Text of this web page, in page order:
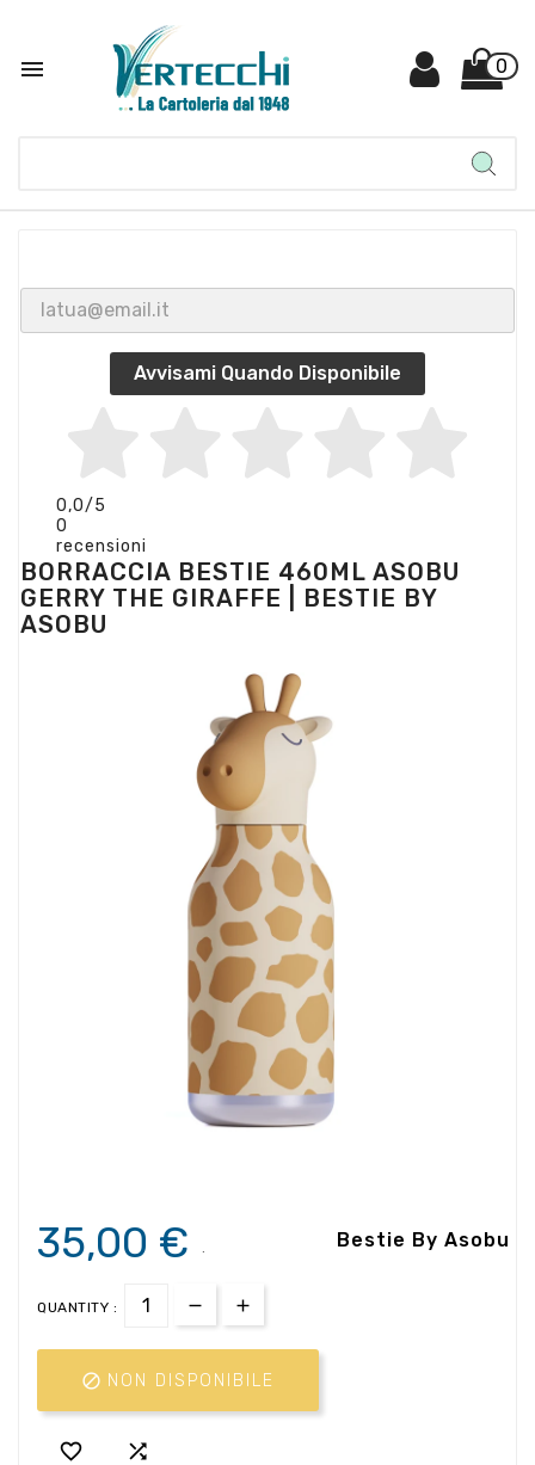
 0
Avvisami Quando Disponibile
0,0/5
0
recensioni
BORRACCIA BESTIE 460ML ASOBU
GERRY THE GIRAFFE | BESTIE BY
ASOBU
Bestie By Asobu
35,00 € .
QUANTITY :
 NON DISPONIBILE
 